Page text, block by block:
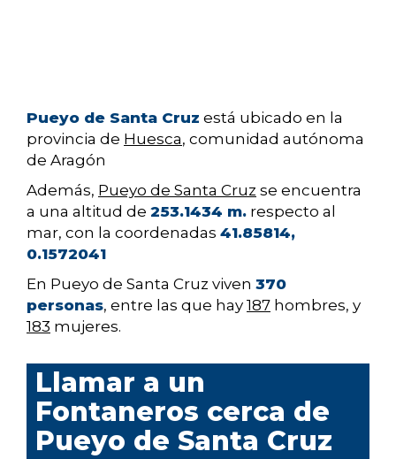
Pueyo de Santa Cruz está ubicado en la
provincia de Huesca, comunidad autónoma
de Aragón
Además, Pueyo de Santa Cruz se encuentra
a una altitud de 253.1434 m. respecto al
mar, con la coordenadas 41.85814,
0.1572041
En Pueyo de Santa Cruz viven 370
personas, entre las que hay 187 hombres, y
183 mujeres.
Llamar a un
Fontaneros cerca de
Pueyo de Santa Cruz